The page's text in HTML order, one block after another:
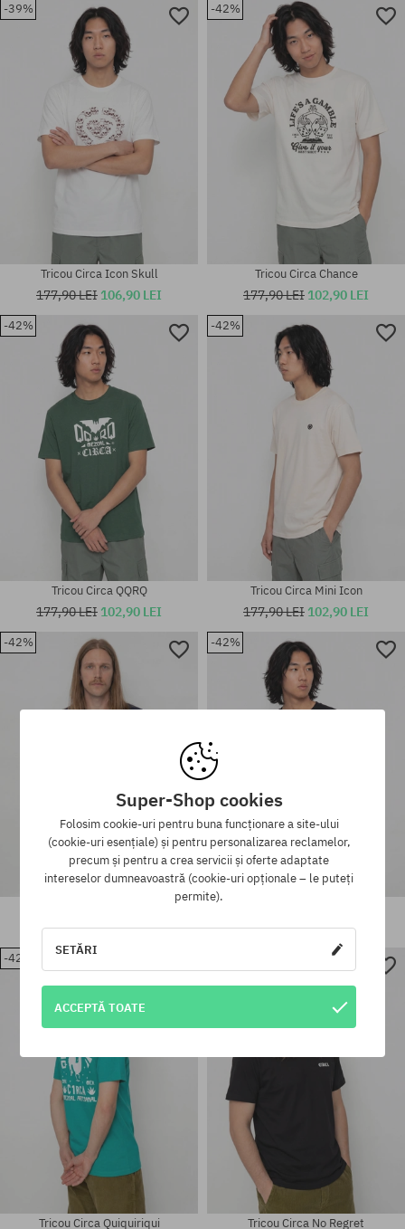
Mărimi existente:
Mărimi existente:
S; M; L
Mărimi existente:
Mărimi existente:
-39%
Mărimi existente:
Tricou Circa Icon Skull
177,90 LEI 106,90 LEI
-42%
Mărimi existente:
Tricou Circa Chance
177,90 LEI 102,90 LEI
-42%
Mărimi existente:
Tricou Circa QQRQ
177,90 LEI 102,90 LEI
-42%
Mărimi existente:
Tricou Circa Mini Icon
177,90 LEI 102,90 LEI
-42%
177,90 LEI102,90 LEI
-42%
177,90 LEI102,90 LEI
-42%
Tricou Circa Quiquiriqui Tricou Circa No Regret
Super-Shop cookies
Folosim cookie-uri pentru buna funcționare a site-ului
(cookie-uri esențiale) și pentru personalizarea reclamelor,
precum și pentru a crea servicii și oferte adaptate
intereselor dumneavoastră (cookie-uri opționale – le puteți
permite).
SETĂRI
ACCEPTĂ TOATE